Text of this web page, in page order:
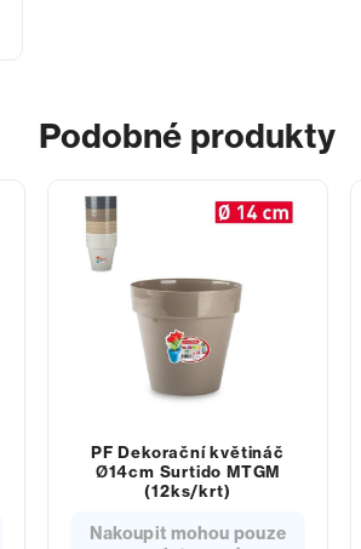
Podobné produkty
PF Dekorační květináč
Ø14cm Surtido MTGM
(12ks/krt)
Nakoupit mohou pouze